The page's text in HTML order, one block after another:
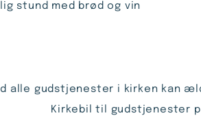
stund med brød og vin
Ved alle gudstjenester i
Kirkebil til gudstjenester